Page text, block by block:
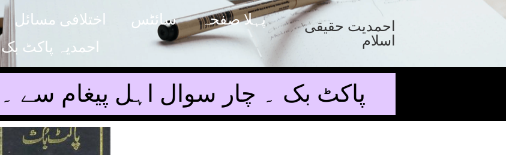
پہلا صفحہ سائٹس اختلافی مسائل
احمدیہ پاکٹ بک
احمدیت حقیقی
اسلام
پاکٹ بک ۔ چار سوال اہل پیغام سے